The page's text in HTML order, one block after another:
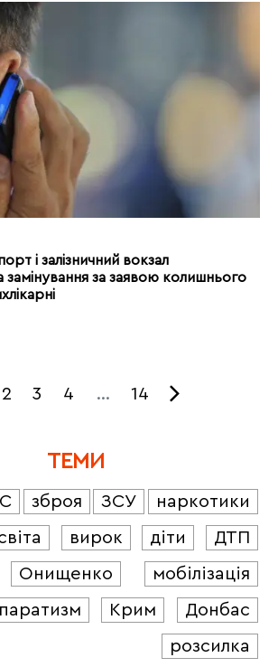
і залізничний вокзал
замінування за заявою колишнього
2 3 4 … 14
ТЕМИ
зброя ЗСУ
наркотики
вирок діти
ДТП
Онищенко
мобілізація
Крим
Донбас
розсилка